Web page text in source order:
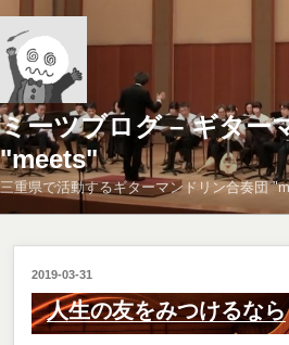
ン
テ
ン
ツ
へ
ス
キ
ッ
プ
ミーツブログ – ギター
"meets"
三重県で活動するギターマンドリン合奏団
投
稿
日:
2019-03-31
人生の友をみつけるなら